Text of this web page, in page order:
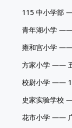
115 中小学部
青年湖小学 ——
雍和宫小学 ——
方家小学 —— 五
校尉小学 ——
史家实验学校
花市小学 —— 广